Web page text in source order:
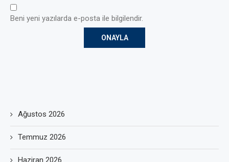
Beni yeni yazılarda e-posta ile bilgilendir.
Ağustos 2026
Temmuz 2026
Haziran 2026